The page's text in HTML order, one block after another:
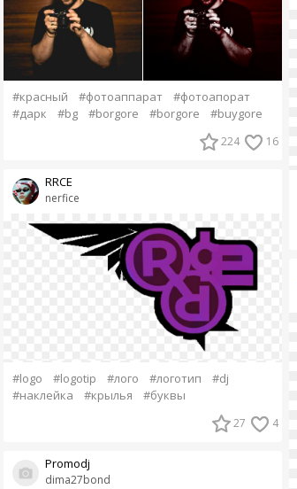
#красный #фотоаппарат
#фотоапорат
#дарк
#bg #borgore #borgore #buygore
224 16
nerfice
RRCE
#logo #logotip #лого #логотип
#dj
#наклейка
#крылья #буквы
27 4
dima27bond
Promodj